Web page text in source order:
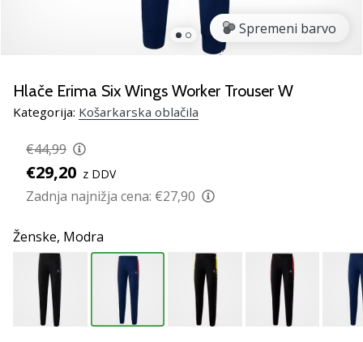
kot
brend
Prikaži
članke
Spremeni barvo
Hlače Erima Six Wings Worker Trouser W
Kategorija: Košarkarska oblačila
€44,99
€29,20 z DDV
Zadnja najnižja cena: €27,90
Ženske, Modra